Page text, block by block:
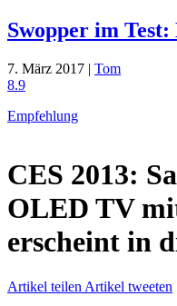
Swopper im Test:
7. März 2017 | Tom
8.9
Empfehlung
CES 2013:
OLED TV
erscheint in
Artikel teilen Artikel tweeten